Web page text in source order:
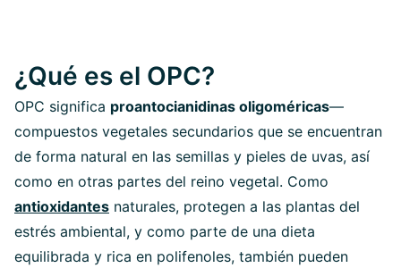
¿Qué es el OPC?
OPC significa proantocianidinas oligoméricas—
compuestos vegetales secundarios que se encuentran
de forma natural en las semillas y pieles de uvas, así
como en otras partes del reino vegetal. Como
antioxidantes naturales, protegen a las plantas del
estrés ambiental, y como parte de una dieta
equilibrada y rica en polifenoles, también pueden